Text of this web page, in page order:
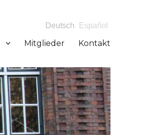
Deutsch Español
Mitglieder Kontakt